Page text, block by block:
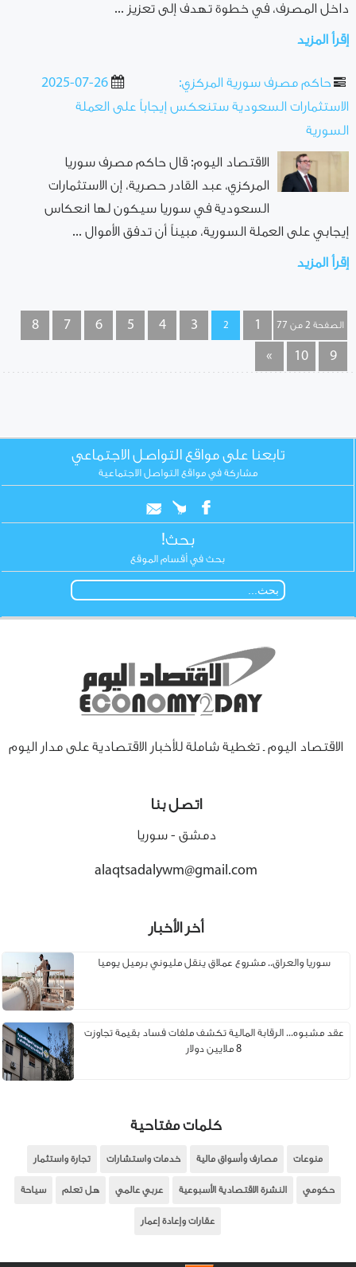
داخل المصرف، في خطوة تهدف إلى تعزيز ...
إقرأ المزيد
2025-07-26
حاكم مصرف سورية المركزي:
الاستثمارات السعودية ستنعكس إيجاباً على العملة
السورية
الاقتصاد اليوم: قال حاكم مصرف سوريا
المركزي، عبد القادر حصرية، إن الاستثمارات
السعودية في سوريا سيكون لها انعكاس
إيجابي على العملة السورية، مبيناً أن تدفق الأموال ...
إقرأ المزيد
الصفحة 2 من 77 1
2
3
4
5
6
7
8
9
10
»
تابعنا على مواقع التواصل الاجتماعي
مشاركة في مواقع التواصل الاجتماعية
بحث!
بحث في أقسام الموقع
الاقتصاد اليوم ـ تغطية شاملة للأخبار الاقتصادية على مدار اليوم
اتصل بنا
دمشق - سوريا
alaqtsadalywm@gmail.com
أخر الأخبار
سوريا والعراق.. مشروع عملاق ينقل مليوني برميل يوميا
عقد مشبوه... الرقابة المالية تكشف ملفات فساد بقيمة تجاوزت
8 ملايين دولار
كلمات مفتاحية
منوعات مصارف وأسواق مالية خدمات واستشارات تجارة واستثمار
حكومي النشرة الاقتصادية الأسبوعية عربي عالمي هل تعلم سياحة
عقارات وإعادة إعمار